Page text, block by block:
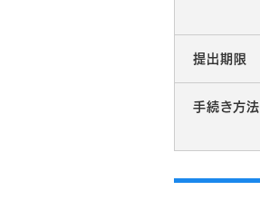
提出期限
手続き方法